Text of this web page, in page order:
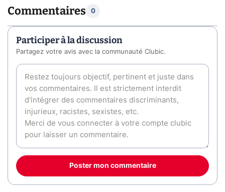
Commentaires 0
Participer à la discussion
Partagez votre avis avec la communauté Clubic.
Poster mon commentaire